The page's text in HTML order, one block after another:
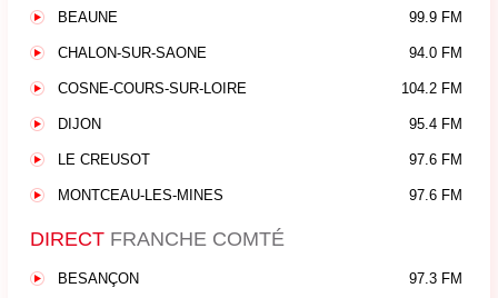
BEAUNE 99.9 FM
CHALON-SUR-SAONE 94.0 FM
COSNE-COURS-SUR-LOIRE 104.2 FM
DIJON 95.4 FM
LE CREUSOT 97.6 FM
MONTCEAU-LES-MINES 97.6 FM
DIRECT FRANCHE COMTÉ
BESANÇON 97.3 FM